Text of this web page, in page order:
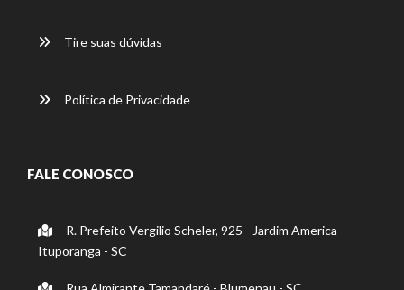
Tire suas dúvidas
Política de Privacidade
FALE CONOSCO
R. Prefeito Vergilio Scheler, 925 - Jardim America -
Ituporanga - SC